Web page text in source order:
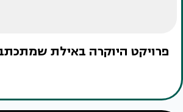
פרויקט היוקרה באילת